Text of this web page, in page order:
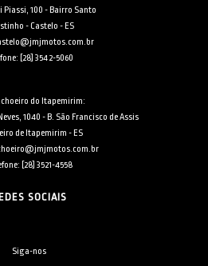
Piassi, 100 - Bairro Santo
- Castelo - ES
[28] 3542-5060
do Itapemirim:
1040 - B. São Francisco de Assis
de Itapemirim - ES
[28] 3521-4558
SOCIAIS
Siga-nos